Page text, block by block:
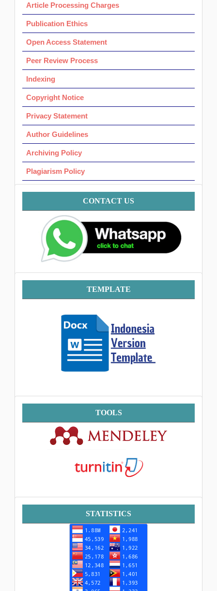
Article Processing Charges
Publication Ethics
Open Access Statement
Peer Review Process
Indexing
Copyright Notice
Privacy Statement
Author Guidelines
Archiving Policy
Plagiarism Policy
Contact CONTACT US
Template TEMPLATE
Tools TOOLS
Statistik STATISTICS